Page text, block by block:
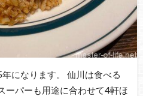
になります。 仙川は食べる
ーパーも用途に合わせて4軒ほ